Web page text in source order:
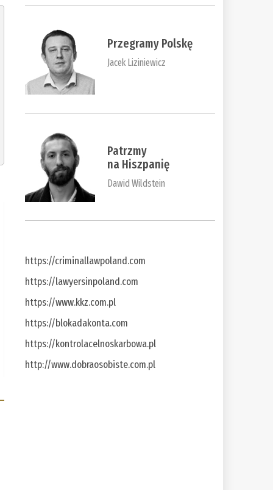
Przegramy Polskę
Jacek Liziniewicz
Patrzmy
na Hiszpanię
Dawid Wildstein
https://criminallawpoland.com
https://lawyersinpoland.com
https://www.kkz.com.pl
https://blokadakonta.com
https://kontrolacelnoskarbowa.pl
http://www.dobraosobiste.com.pl